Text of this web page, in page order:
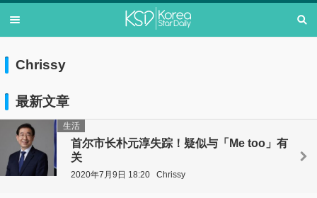
Chrissy
最新文章
首尔市长朴元淳失踪！疑似与「Me too」有
关
生活
2020年7月9日 18:20 Chrissy